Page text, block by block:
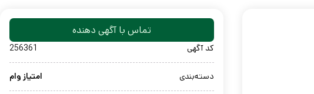
تماس با آگهی دهنده
کد آگهی 256361
دسته‌بندی امتیاز وام